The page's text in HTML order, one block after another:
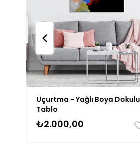
Uçurtma - Yağlı Boya Dokulu
Tablo
₺2.000,00